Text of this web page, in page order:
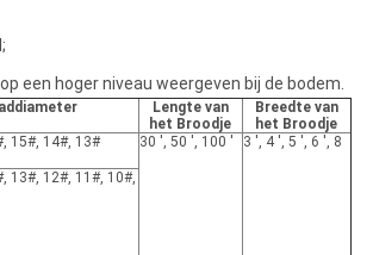
een hoger niveau weergeven bij de bodem.
Lengte van
het Broodje
Breedte van
het Broodje
15#, 14#, 13# 30 ', 50 ', 100 '
3 ', 4 ', 5 ', 6 ', 8
13#, 12#, 11#, 10#,